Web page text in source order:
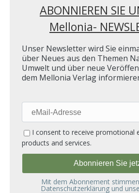
ABONNIEREN SIE
Mellonia-
Unser Newsletter wird Sie
über Neues aus den Themen
Umwelt und über neue
dem Mellonia Verlag
Adresse
I consent to receive promotional
products and services.
Mit dem Abonnement
Datenschutzerklärungund